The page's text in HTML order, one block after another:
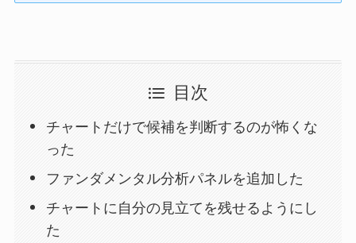
目次
チャートだけで候補を判断するのが怖くな
った
ファンダメンタル分析パネルを追加した
チャートに自分の見立てを残せるようにし
た